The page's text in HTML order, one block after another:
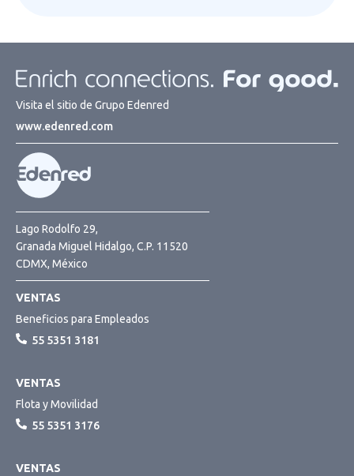
Visita el sitio de Grupo Edenred
www.edenred.com
Lago Rodolfo 29,
Granada Miguel Hidalgo, C.P. 11520
CDMX, México
VENTAS
Beneficios para Empleados
55 5351 3181
VENTAS
Flota y Movilidad
55 5351 3176
VENTAS